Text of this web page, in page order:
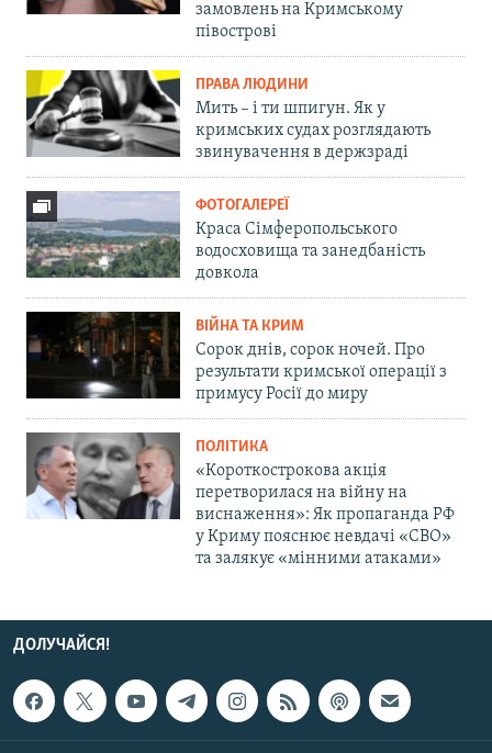
замовлень на Кримському
півострові
ПРАВА ЛЮДИНИ
Мить – і ти шпигун. Як у
кримських судах розглядають
звинувачення в держзраді
ФОТОГАЛЕРЕЇ
Краса Сімферопольського
водосховища та занедбаність
довкола
ВІЙНА ТА КРИМ
Сорок днів, сорок ночей. Про
результати кримської операції з
примусу Росії до миру
ПОЛІТИКА
«Короткострокова акція
перетворилася на війну на
виснаження»: Як пропаганда РФ
у Криму пояснює невдачі «СВО»
та залякує «мінними атаками»
ДОЛУЧАЙСЯ!